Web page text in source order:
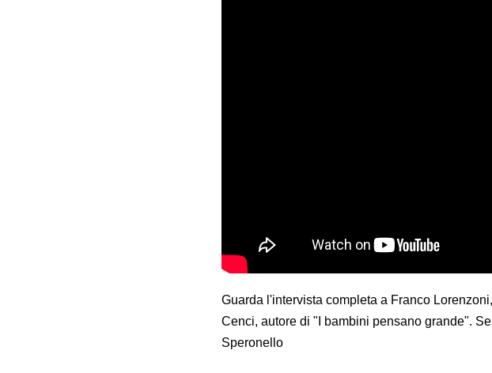
Guarda l'intervista completa a Franco
Cenci, autore di "I bambini pensano grande".
Speronello